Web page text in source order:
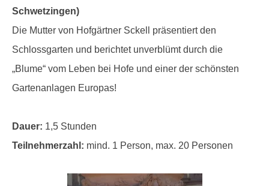
Schwetzingen)
Die Mutter von Hofgärtner Sckell präsentiert den
Schlossgarten und berichtet unverblümt durch die
„Blume“ vom Leben bei Hofe und einer der schönsten
Gartenanlagen Europas!
Dauer: 1,5 Stunden
Teilnehmerzahl: mind. 1 Person, max. 20 Personen